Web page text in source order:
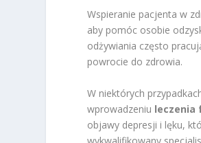
Wspieranie pacjenta w
aby pomóc osobie
odżywiania często
powrocie do zdrowia.
W niektórych
wprowadzeniu leczenia
objawy depresji i lęku,
wykwalifikowany